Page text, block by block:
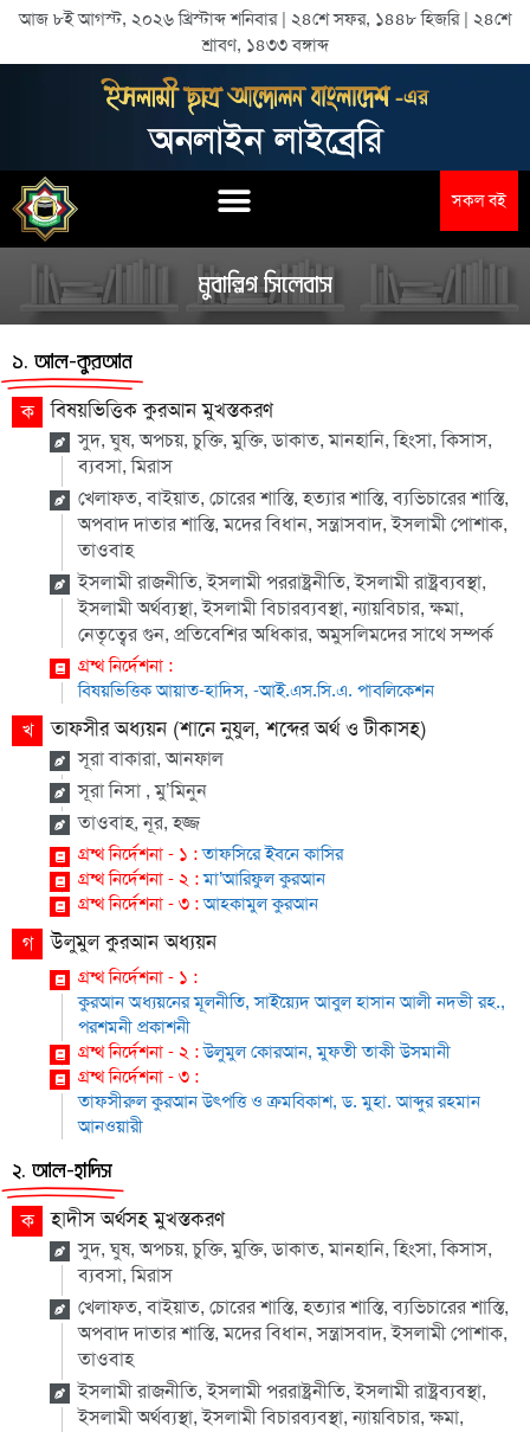
আজ ৮ই আগস্ট, ২০২৬ খ্রিস্টাব্দ শনিবার | ২৪শে সফর, ১৪৪৮ হিজরি | ২৪শে
শ্রাবণ, ১৪৩৩ বঙ্গাব্দ
সকল বই
মুবাল্লিগ সিলেবাস
১. আল-কুরআন
ক বিষয়ভিত্তিক কুরআন মুখস্তকরণ
সুদ, ঘুষ, অপচয়, চুক্তি, মুক্তি, ডাকাত, মানহানি, হিংসা, কিসাস,
ব্যবসা, মিরাস
খেলাফত, বাইয়াত, চোরের শাস্তি, হত্যার শাস্তি, ব্যভিচারের শাস্তি,
অপবাদ দাতার শাস্তি, মদের বিধান, সন্ত্রাসবাদ, ইসলামী পোশাক,
তাওবাহ
ইসলামী রাজনীতি, ইসলামী পররাষ্ট্রনীতি, ইসলামী রাষ্ট্রব্যবস্থা,
ইসলামী অর্থব্যস্থা, ইসলামী বিচারব্যবস্থা, ন্যায়বিচার, ক্ষমা,
নেতৃত্বের গুন, প্রতিবেশির অধিকার, অমুসলিমদের সাথে সম্পর্ক
গ্রন্থ নির্দেশনা :
বিষয়ভিত্তিক আয়াত-হাদিস, -আই.এস.সি.এ. পাবলিকেশন
খ তাফসীর অধ্যয়ন (শানে নুযুল, শব্দের অর্থ ও টীকাসহ)
সূরা বাকারা, আনফাল
সূরা নিসা , মু’মিনুন
তাওবাহ, নূর, হজ্জ
গ্রন্থ নির্দেশনা - ১ : তাফসিরে ইবনে কাসির
গ্রন্থ নির্দেশনা - ২ : মা’আরিফুল কুরআন
গ্রন্থ নির্দেশনা - ৩ : আহকামুল কুরআন
গ উলুমুল কুরআন অধ্যয়ন
গ্রন্থ নির্দেশনা - ১ :
কুরআন অধ্যয়নের মূলনীতি, সাইয়্যেদ আবুল হাসান আলী নদভী রহ.,
পরশমনী প্রকাশনী
গ্রন্থ নির্দেশনা - ২ : উলুমুল কোরআন, মুফতী তাকী উসমানী
গ্রন্থ নির্দেশনা - ৩ :
তাফসীরুল কুরআন উৎপত্তি ও ক্রমবিকাশ, ড. মুহা. আব্দুর রহমান
আনওয়ারী
২. আল-হাদিস
ক হাদীস অর্থসহ মুখস্তকরণ
সুদ, ঘুষ, অপচয়, চুক্তি, মুক্তি, ডাকাত, মানহানি, হিংসা, কিসাস,
ব্যবসা, মিরাস
খেলাফত, বাইয়াত, চোরের শাস্তি, হত্যার শাস্তি, ব্যভিচারের শাস্তি,
অপবাদ দাতার শাস্তি, মদের বিধান, সন্ত্রাসবাদ, ইসলামী পোশাক,
তাওবাহ
ইসলামী রাজনীতি, ইসলামী পররাষ্ট্রনীতি, ইসলামী রাষ্ট্রব্যবস্থা,
ইসলামী অর্থব্যস্থা, ইসলামী বিচারব্যবস্থা, ন্যায়বিচার, ক্ষমা,